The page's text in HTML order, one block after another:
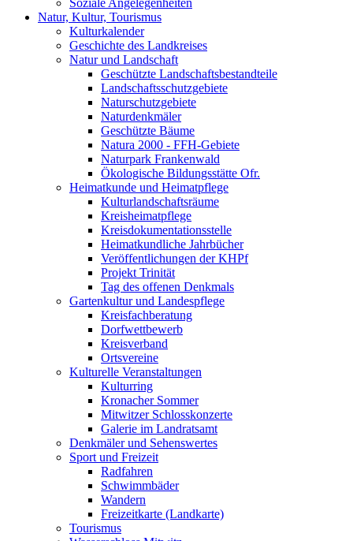
Soziale Angelegenheiten
Natur, Kultur, Tourismus
Kulturkalender
Geschichte des Landkreises
Natur und Landschaft
Geschützte Landschaftsbestandteile
Landschaftsschutzgebiete
Naturschutzgebiete
Naturdenkmäler
Geschützte Bäume
Natura 2000 - FFH-Gebiete
Naturpark Frankenwald
Ökologische Bildungsstätte Ofr.
Heimatkunde und Heimatpflege
Kulturlandschaftsräume
Kreisheimatpflege
Kreisdokumentationsstelle
Heimatkundliche Jahrbücher
Veröffentlichungen der KHPf
Projekt Trinität
Tag des offenen Denkmals
Gartenkultur und Landespflege
Kreisfachberatung
Dorfwettbewerb
Kreisverband
Ortsvereine
Kulturelle Veranstaltungen
Kulturring
Kronacher Sommer
Mitwitzer Schlosskonzerte
Galerie im Landratsamt
Denkmäler und Sehenswertes
Sport und Freizeit
Radfahren
Schwimmbäder
Wandern
Freizeitkarte (Landkarte)
Tourismus